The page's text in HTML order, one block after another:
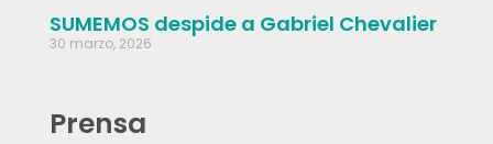
SUMEMOS despide a Gabriel Chevalier
30 marzo, 2026
Prensa